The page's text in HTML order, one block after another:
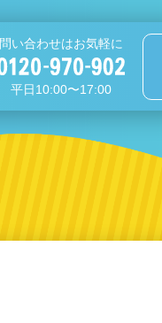
問い合わせはお気軽に
平日10:00〜17:00